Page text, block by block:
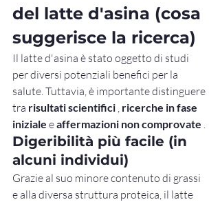
del latte d'asina (cosa
suggerisce la ricerca)
Il latte d'asina è stato oggetto di studi
per diversi potenziali benefici per la
salute. Tuttavia, è importante distinguere
tra risultati scientifici , ricerche in fase
iniziale e affermazioni non comprovate .
Digeribilità più facile (in
alcuni individui)
Grazie al suo minore contenuto di grassi
e alla diversa struttura proteica, il latte